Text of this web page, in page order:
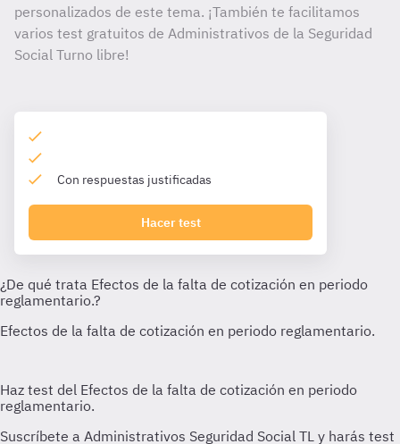
personalizados de este tema. ¡También te facilitamos
varios test gratuitos de Administrativos de la Seguridad
Social Turno libre!
Con respuestas justificadas
Hacer test